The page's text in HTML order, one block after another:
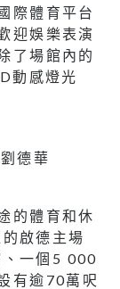
際體育平台
迎娛樂表演
了場館內的
動感燈光
的體育和休
啟德主場
一個5 000
有逾70萬呎